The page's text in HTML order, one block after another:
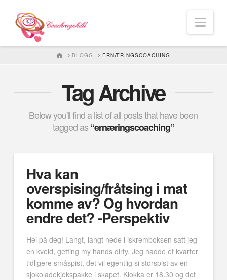
HOMEBLOGG ERNÆRINGSCOACHING
Tag Archive
Below you'll find a list of all posts that have been
tagged as“ernæringscoaching”
Hva kan
overspising/fråtsing i mat
komme av? Og hvordan
endre det? -Perspektiv
Hei på deg! Langt, langt nede i iskremboksen satt jeg
en kveld, getting my hands dirty. Jeg hadde et kvarter
tidligere småspist, det vil egentlig si storspist av en
sjokoladekjekspakke i skapet. Klokka er 18.30 og det